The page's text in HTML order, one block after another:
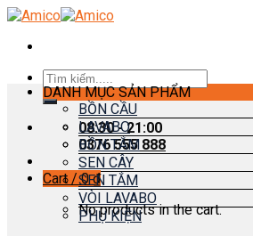
Skip
content
Search
for:
08:30 - 21:00
0376 555 888
Cart /0₫
No products in the cart.
DANH MỤC SẢN PHẨM
BỒN CẦU
LAVABO
BỒN TẮM
SEN CÂY
SEN TẮM
VÒI LAVABO
PHỤ KIỆN